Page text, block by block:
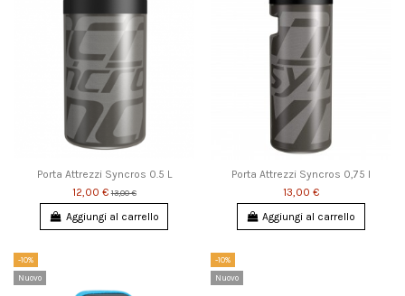
Porta Attrezzi Syncros 0.5 L
12,00 € 13,00 €
Aggiungi al carrello
Porta Attrezzi Syncros 0,75 l
13,00 €
Aggiungi al carrello
-10%
Nuovo
-10%
Nuovo